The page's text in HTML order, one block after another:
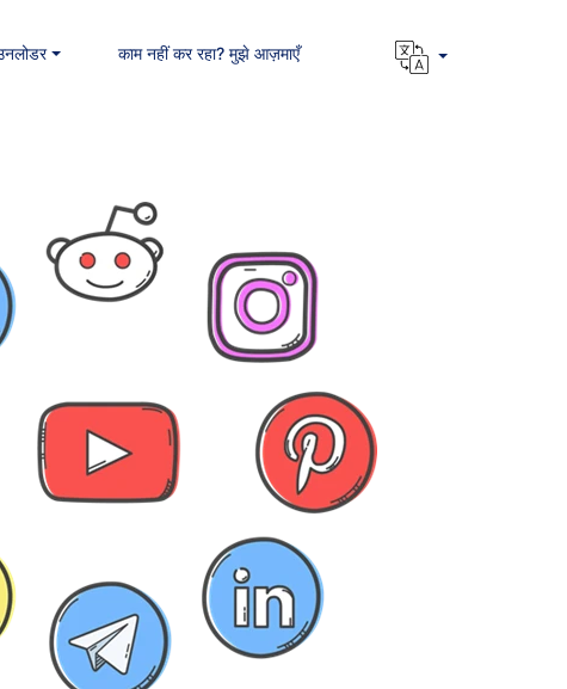
काम नहीं कर रहा? मुझे आज़माएँ